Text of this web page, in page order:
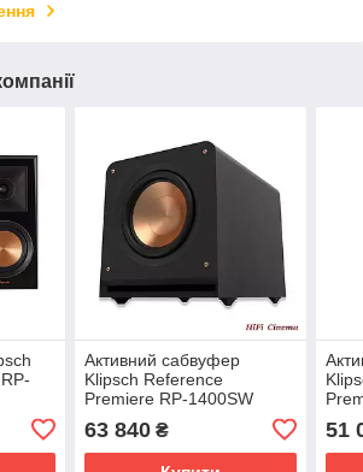
Активний сабвуфер
Klipsch Reference
Premiere RP-1400SW
63 840₴ 51